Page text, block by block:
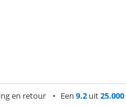
en retour Een 9.2 uit25.000